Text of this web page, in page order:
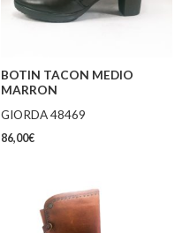
BOTIN TACON MEDIO
MARRON
GIORDA 48469
86,00€